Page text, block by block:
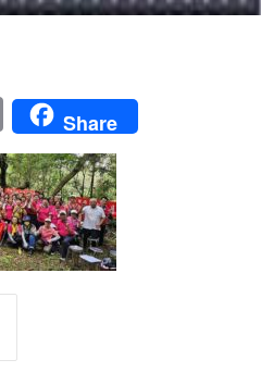
C
o
p
y
Li
n
Share